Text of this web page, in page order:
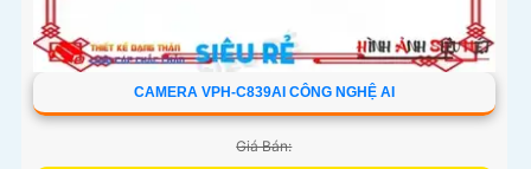
CAMERA VPH-C839AI CÔNG NGHỆ AI
Giá Bán: